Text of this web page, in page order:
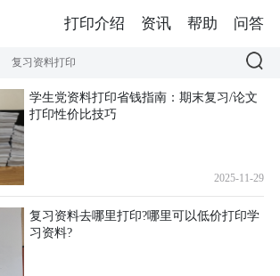
复习资料打印
学生党资料打印省钱指南：期末复习/论文
打印性价比技巧
2025-11-29
复习资料去哪里打印?哪里可以低价打印学
习资料?
打印介绍 资讯 帮助 问答